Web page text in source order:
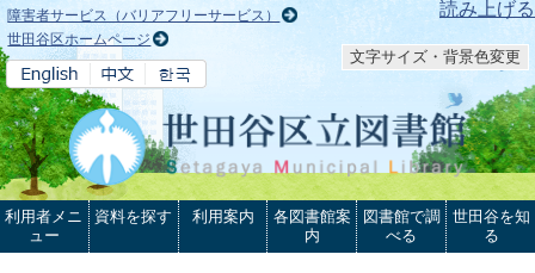
本文へ 読み上げる
障害者サービス（バリアフリーサービス）
世田谷区ホームページ
文字サイズ・背景色変更
利用者メニ
ュー
資料を探す 利用案内
各図書館案
内
図書館で調
べる
世田谷を知
る